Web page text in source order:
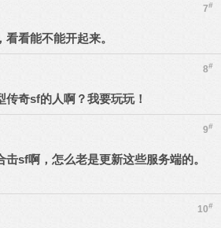
7#
看能不能开起来。
8#
传奇sf的人啊？我要玩玩！
9#
击sf啊，怎么老是更新这些服务端的。
10#